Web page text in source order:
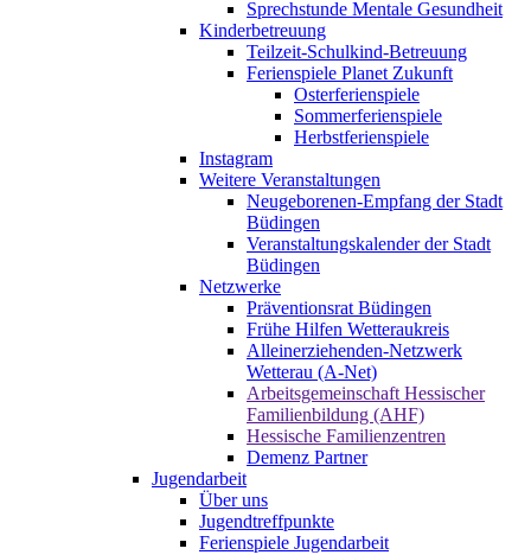
Sprechstunde Mentale Gesundheit
Kinderbetreuung
Teilzeit-Schulkind-Betreuung
Ferienspiele Planet Zukunft
Osterferienspiele
Sommerferienspiele
Herbstferienspiele
Instagram
Weitere Veranstaltungen
Neugeborenen-Empfang der Stadt
Büdingen
Veranstaltungskalender der Stadt
Büdingen
Netzwerke
Präventionsrat Büdingen
Frühe Hilfen Wetteraukreis
Alleinerziehenden-Netzwerk
Wetterau (A-Net)
Arbeitsgemeinschaft Hessischer
Familienbildung (AHF)
Hessische Familienzentren
Demenz Partner
Jugendarbeit
Über uns
Jugendtreffpunkte
Ferienspiele Jugendarbeit